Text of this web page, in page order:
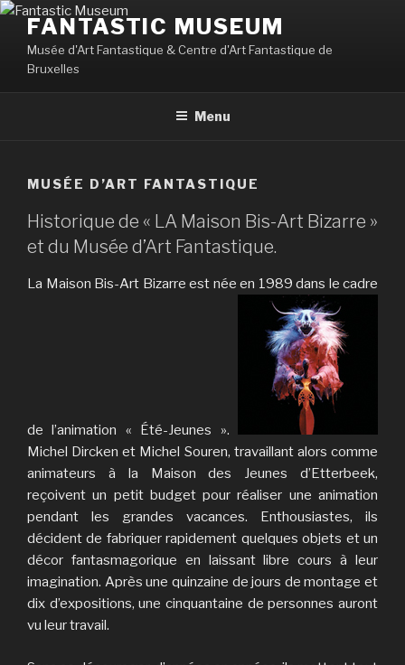
Aller
contenu
principal
FANTASTIC MUSEUM
Musée d'Art Fantastique & Centre d'Art Fantastique de
Bruxelles
Menu
MUSÉE D’ART FANTASTIQUE
Historique de « LA Maison Bis-Art Bizarre »
et du Musée d’Art Fantastique.
La Maison Bis-Art Bizarre est née en 1989 dans le cadre
de l’animation « Été-Jeunes ».
Michel Dircken et Michel Souren, travaillant alors comme
animateurs à la Maison des Jeunes d’Etterbeek,
reçoivent un petit budget pour réaliser une animation
pendant les grandes vacances. Enthousiastes, ils
décident de fabriquer rapidement quelques objets et un
décor fantasmagorique en laissant libre cours à leur
imagination. Après une quinzaine de jours de montage et
dix d’expositions, une cinquantaine de personnes auront
vu leur travail.